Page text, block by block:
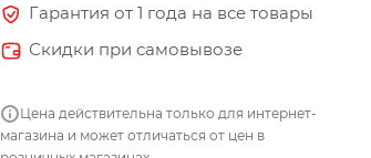
Гарантия от 1 года на все товары
Скидки при самовывозе
Цена действительна только для интернет-
магазина и может отличаться от цен в